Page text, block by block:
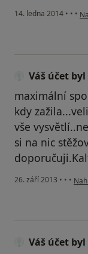
14. ledna 2014 • • •
Váš účet
maximální
kdy
vše
si na nic
26. září 2013 • • •
Váš účet